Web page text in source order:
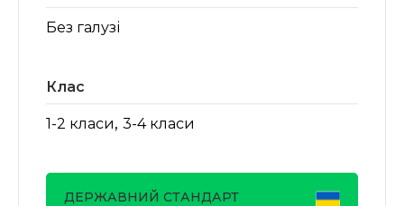
Без галузі
Клас
1-2 класи, 3-4 класи
ДЕРЖАВНИЙ СТАНДАРТ